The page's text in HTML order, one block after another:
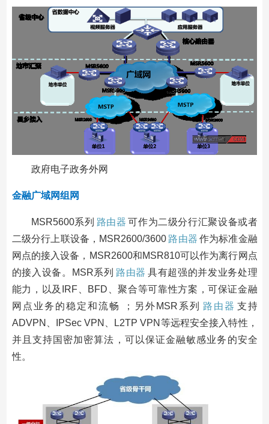
政府电子政务外网
金融广域网组网
MSR5600系列 路由器 可作为二级分行汇聚设备或者
二级分行上联设备，MSR2600/3600 路由器 作为标准金融
网点的接入设备，MSR2600和MSR810可以作为离行网点
的接入设备。MSR系列 路由器 具有超强的并发业务处理
能力，以及IRF、BFD、聚合等可靠性方案，可保证金融
网点业务的稳定和流畅 ；另外MSR系列
路由器 支持
ADVPN、IPSec VPN、L2TP VPN等远程安全接入特性，
并且支持国密加密算法，可以保证金融敏感业务的安全
性。